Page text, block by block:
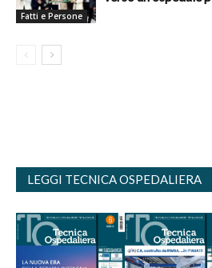
Fatti e Persone
LEGGI TECNICA OSPEDALIERA